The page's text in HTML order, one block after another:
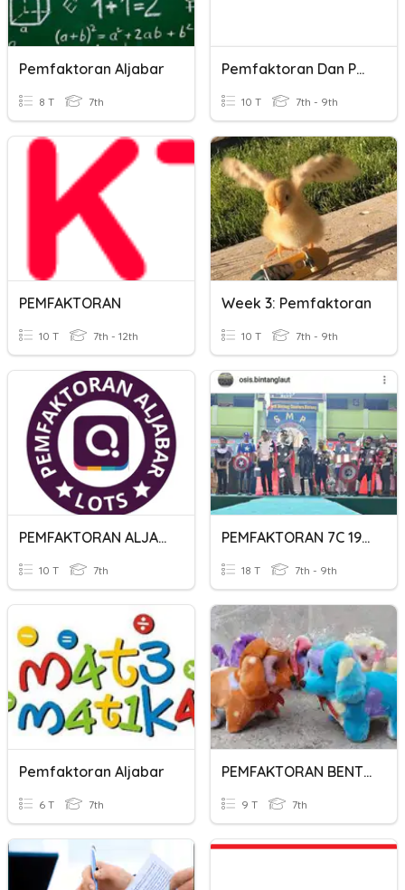
Pemfaktoran Aljabar
8 T 7th
Pemfaktoran Dan Pecahan Algebra
10 T 7th - 9th
PEMFAKTORAN
10 T 7th - 12th
Week 3: Pemfaktoran
10 T 7th - 9th
PEMFAKTORAN ALJABAR LOTS
10 T 7th
PEMFAKTORAN 7C 19 20
18 T 7th - 9th
Pemfaktoran Aljabar
6 T 7th
PEMFAKTORAN BENTUK ALJABAR
9 T 7th